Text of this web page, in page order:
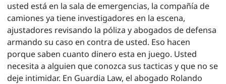
usted está en la sala de emergencias, la compañía de
camiones ya tiene investigadores en la escena,
ajustadores revisando la póliza y abogados de defensa
armando su caso en contra de usted. Eso hacen
porque saben cuanto dinero esta en juego. Usted
necesita a alguien que conozca sus tacticas y que no se
deje intimidar. En Guardia Law, el abogado Rolando
Blog
Contacto